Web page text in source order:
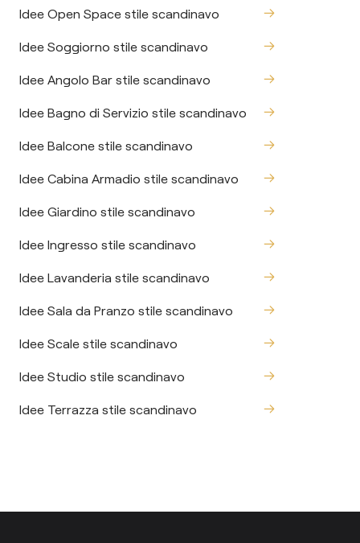
Idee Open Space stile scandinavo
Idee Soggiorno stile scandinavo
Idee Angolo Bar stile scandinavo
Idee Bagno di Servizio stile scandinavo
Idee Balcone stile scandinavo
Idee Cabina Armadio stile scandinavo
Idee Giardino stile scandinavo
Idee Ingresso stile scandinavo
Idee Lavanderia stile scandinavo
Idee Sala da Pranzo stile scandinavo
Idee Scale stile scandinavo
Idee Studio stile scandinavo
Idee Terrazza stile scandinavo